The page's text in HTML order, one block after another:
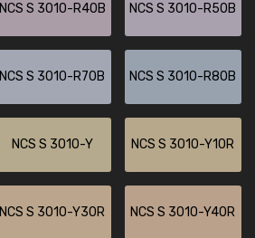
NCS S 3010-R40B NCS S 3010-R50B
NCS S 3010-R70B NCS S 3010-R80B
NCS S 3010-Y NCS S 3010-Y10R
NCS S 3010-Y30R NCS S 3010-Y40R